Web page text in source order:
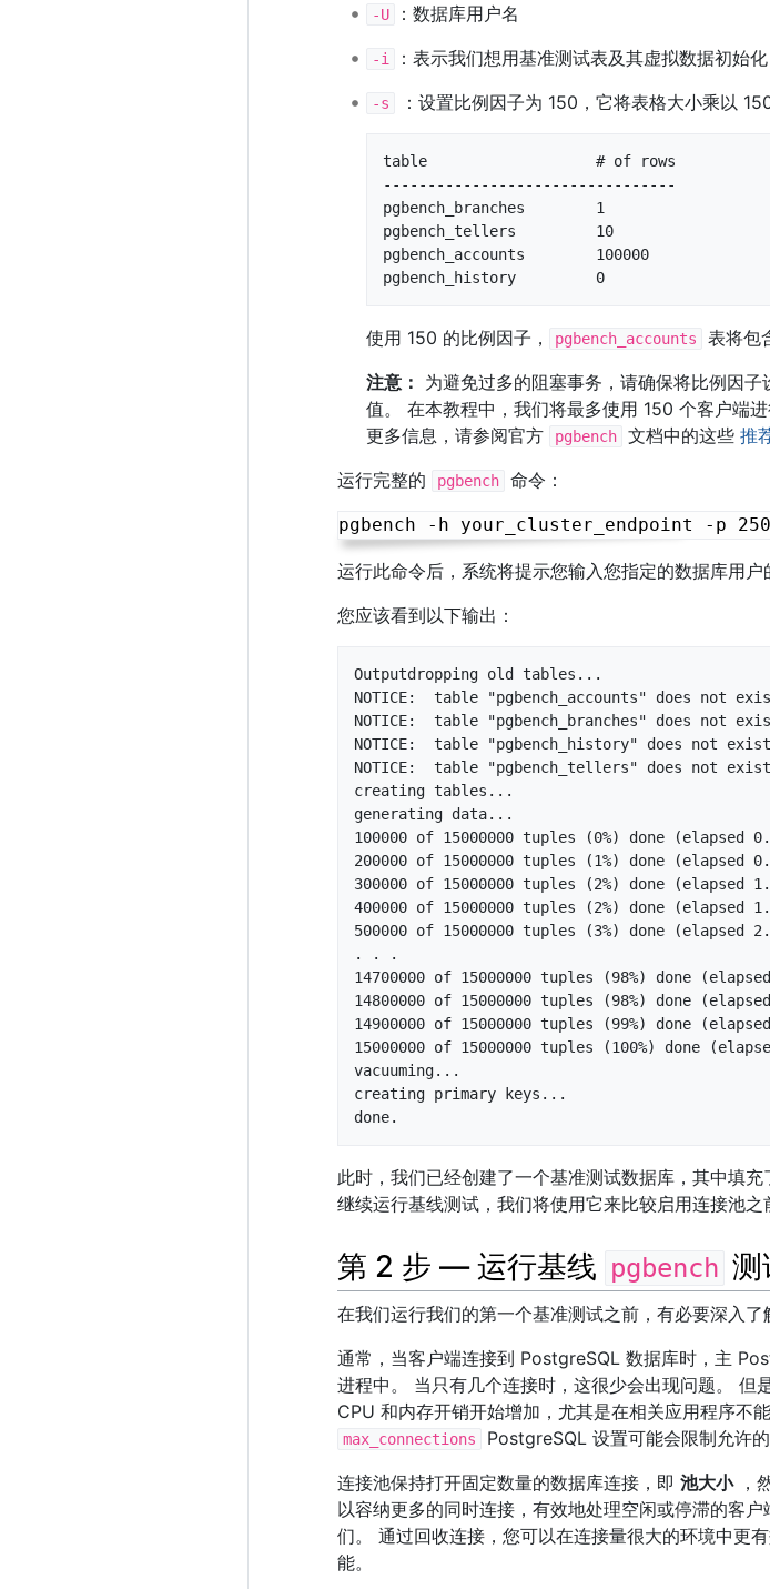
-U ：数据库用户名
-i ：表示我们想用基准测试表及其虚拟数据初始化
-s ：设置比例因子为 150，它将表格大小乘以
table                   # of rows
---------------------------------
pgbench_branches        1
pgbench_tellers         10
pgbench_accounts        100000
pgbench_history         0
使用 150 的比例因子， pgbench_accounts
表将包
注意： 为避免过多的阻塞事务，请确保将比例因
值。 在本教程中，我们将最多使用 150 个客户端
更多信息，请参阅官方
pgbench 文档中的这些 推
运行完整的
pgbench 命令：
运行此命令后，系统将提示您输入您指定的数据库用
您应该看到以下输出：
Outputdropping old tables...
NOTICE:  table "pgbench_accounts" does not
NOTICE:  table "pgbench_branches" does not
NOTICE:  table "pgbench_history" does not
NOTICE:  table "pgbench_tellers" does not
creating tables...
generating data...
100000 of 15000000 tuples (0%) done (elapsed
200000 of 15000000 tuples (1%) done (elapsed
300000 of 15000000 tuples (2%) done (elapsed
400000 of 15000000 tuples (2%) done (elapsed
500000 of 15000000 tuples (3%) done (elapsed
. . .
14700000 of 15000000 tuples (98%) done
14800000 of 15000000 tuples (98%) done
14900000 of 15000000 tuples (99%) done
15000000 of 15000000 tuples (100%) done
vacuuming...
creating primary keys...
done.
此时，我们已经创建了一个基准测试数据库，其中填充
继续运行基线测试，我们将使用它来比较启用连接池之
第 2 步 — 运行基线 pgbench 测
在我们运行我们的第一个基准测试之前，有必要深入了
通常，当客户端连接到 PostgreSQL 数据库时，主
进程中。 当只有几个连接时，这很少会出现问题。 但
CPU 和内存开销开始增加，尤其是在相关应用程序不
max_connections
PostgreSQL 设置可能会限制允许
连接池保持打开固定数量的数据库连接，即 池大小，
以容纳更多的同时连接，有效地处理空闲或停滞的客
们。 通过回收连接，您可以在连接量很大的环境中更
能。